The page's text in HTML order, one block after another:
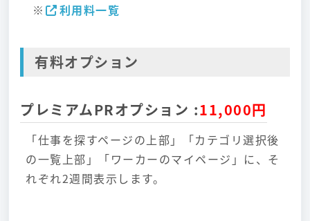
※
利用料一覧
有料オプション
プレミアムPRオプション :11,000円
「仕事を探すページの上部」「カテゴリ選択後
の一覧上部」「ワーカーのマイページ」に、そ
れぞれ2週間表示します。